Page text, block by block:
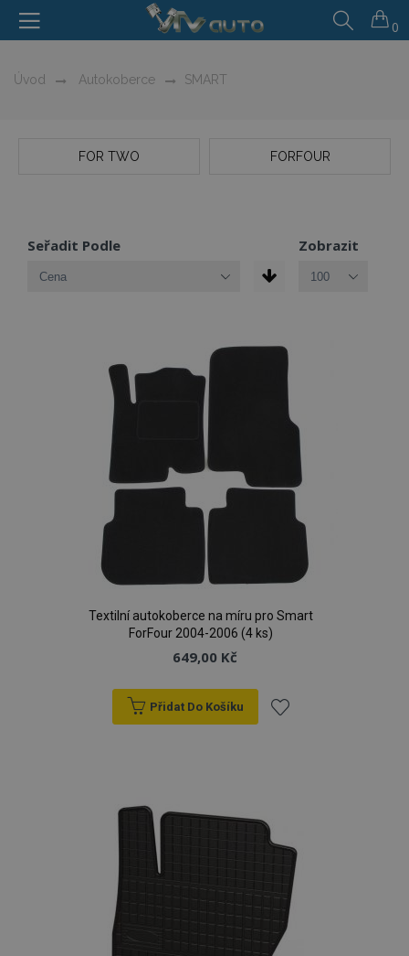
0
Úvod Autokoberce SMART
FOR TWO FORFOUR
Seřadit Podle Zobrazit
Textilní autokoberce na míru pro Smart
ForFour 2004-2006 (4 ks)
649,00 Kč
Přidat Do Košíku